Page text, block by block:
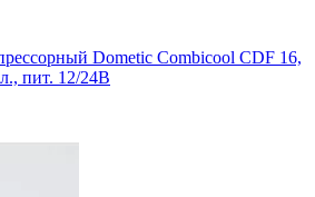
Dometic Combicool CDF 16,
пит. 12/24В